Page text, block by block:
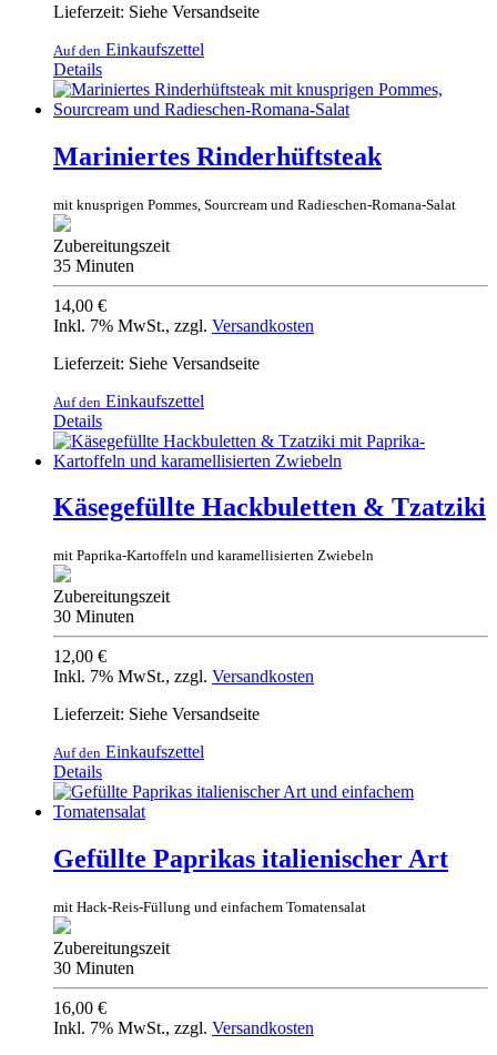
Lieferzeit: Siehe Versandseite
Auf den Einkaufszettel
Details
Mariniertes Rinderhüftsteak
mit knusprigen Pommes, Sourcream und Radieschen-Romana-Salat
Zubereitungszeit
35 Minuten
14,00 €
Inkl. 7% MwSt., zzgl. Versandkosten
Lieferzeit: Siehe Versandseite
Auf den Einkaufszettel
Details
Käsegefüllte Hackbuletten & Tzatziki
mit Paprika-Kartoffeln und karamellisierten Zwiebeln
Zubereitungszeit
30 Minuten
12,00 €
Inkl. 7% MwSt., zzgl. Versandkosten
Lieferzeit: Siehe Versandseite
Auf den Einkaufszettel
Details
Gefüllte Paprikas italienischer Art
mit Hack-Reis-Füllung und einfachem Tomatensalat
Zubereitungszeit
30 Minuten
16,00 €
Inkl. 7% MwSt., zzgl. Versandkosten